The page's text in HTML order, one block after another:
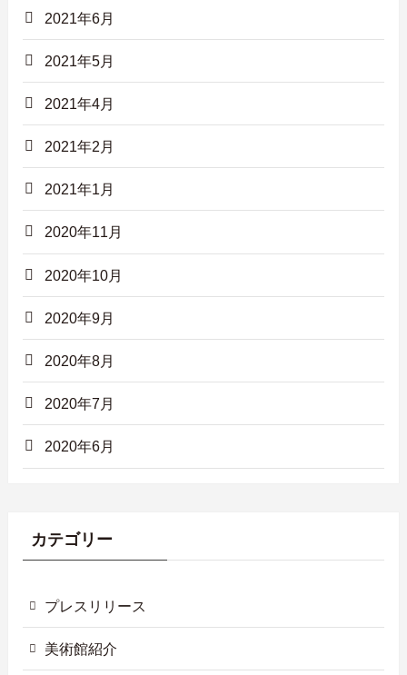
2021年6月
2021年5月
2021年4月
2021年2月
2021年1月
2020年11月
2020年10月
2020年9月
2020年8月
2020年7月
2020年6月
カテゴリー
プレスリリース
美術館紹介